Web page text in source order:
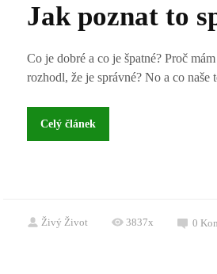
Jak poznat to
Co je dobré a co je špatné? Proč
rozhodl, že je správné? No a co naše
Celý článek
Živý Život 3837x 0